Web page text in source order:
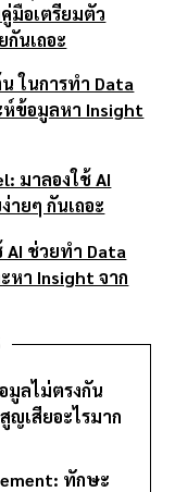
มือเตรียมตัว
นเถอะ
ในการทำ Data
ห์ข้อมูลหา Insight
มาลองใช้ AI
ายๆ กันเถอะ
AI ช่วยทำ Data
หา Insight จาก
ลไม่ตรงกัน
ญเสียอะไรมาก
ทักษะ